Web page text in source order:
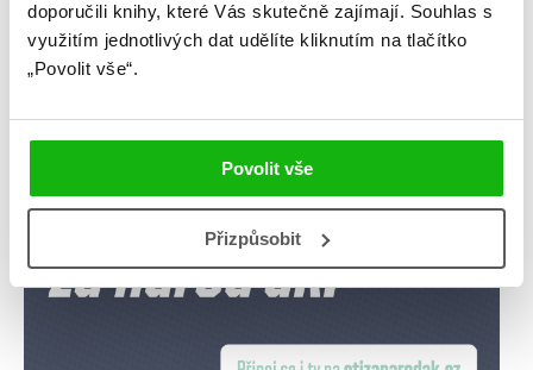
doporučili knihy, které Vás skutečně zajímají. Souhlas s
využitím jednotlivých dat udělíte kliknutím na tlačítko
„Povolit vše“.
Povolit vše
Přizpůsobit
videa žebříčky